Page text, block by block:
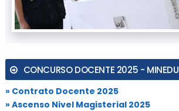
CONCURSO DOCENTE 2025 - MINEDU
» Contrato Docente 2025
» Ascenso Nivel Magisterial 2025